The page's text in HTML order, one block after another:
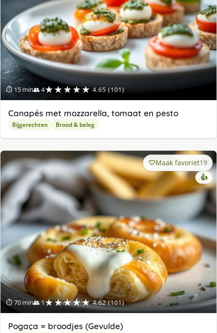
⏱ 15 min👥 4★★★★★ 4.65 (101)
Canapés met mozzarella, tomaat en pesto
Bijgerechten Brood & beleg
⏱ 70 min👥 1★★★★★ 4.62 (101)
Maak favoriet19
👍
Pogaça = broodjes (Gevulde)